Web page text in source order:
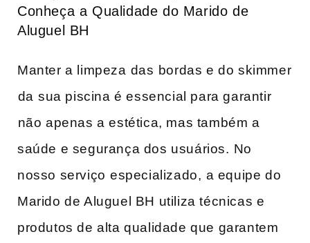
‌Conheça a Qualidade do Marido de
Aluguel BH
Manter a limpeza⁣ das ⁣bordas e do skimmer
⁤da ⁣sua piscina é essencial para garantir
⁤não apenas a estética, mas também a
saúde ‍e segurança dos usuários.⁤ No
nosso serviço ⁣especializado,⁢ a equipe do​
Marido de Aluguel‌ BH utiliza técnicas e
produtos de alta qualidade que garantem